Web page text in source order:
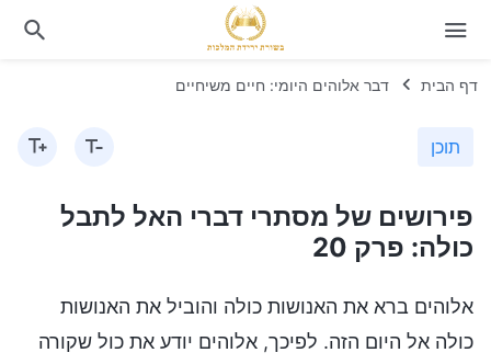
דף הבית דבר אלוהים היומי: חיים משיחיים
תוכן
פירושים של מסתרי דברי האל לתבל
כולה: פרק 20
אלוהים ברא את האנושות כולה והוביל את האנושות
כולה אל היום הזה. לפיכך, אלוהים יודע את כול שקורה